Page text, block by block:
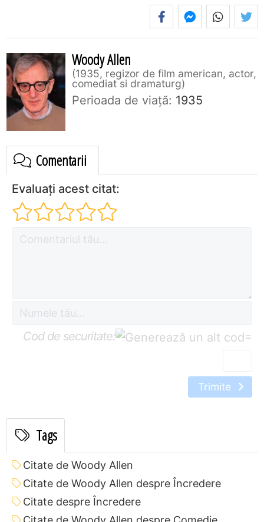
Woody Allen
1935, regizor de film american, actor,
comediat si dramaturg
Perioada de viaţă: 1935
Comentarii
Evaluați acest citat:
Cod de securitate: =
Trimite
Tags
Citate de Woody Allen
Citate de Woody Allen despre Încredere
Citate despre Încredere